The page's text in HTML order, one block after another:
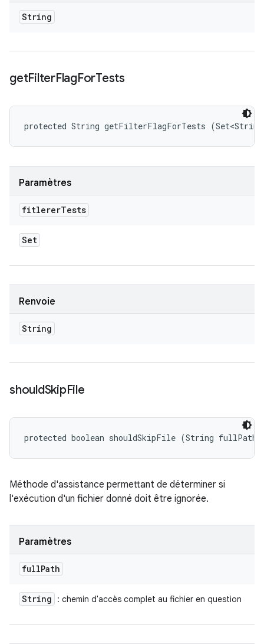
String
getFilterFlagForTests
protected String getFilterFlagForTests
Paramètres
fitlererTests
Set
Renvoie
String
shouldSkipFile
protected boolean shouldSkipFile (String fullPath)
Méthode d'assistance permettant de déterminer si
l'exécution d'un fichier donné doit être ignorée.
Paramètres
fullPath
String : chemin d'accès complet au fichier en question